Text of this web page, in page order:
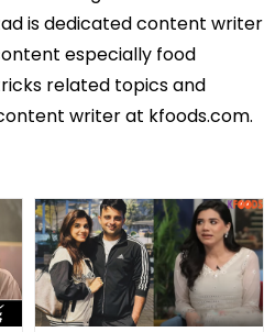
is dedicated content writer
especially food
related topics and
writer at kfoods.com.